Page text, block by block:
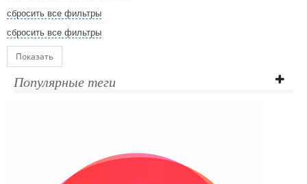
сбросить все фильтры
сбросить все фильтры
Показать
Популярные теги